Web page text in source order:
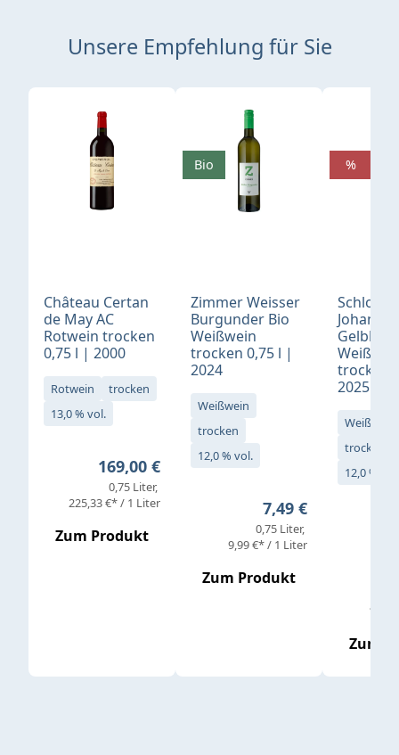
Unsere Empfehlung für Sie
Produktgalerie überspringen
Château Certan
de May AC
Rotwein trocken
0,75 l | 2000
Rotwein
trocken
13,0 % vol.
Regulärer Preis:
169,00 €
0,75 Liter
225,33 €* / 1 Liter
Zum Produkt
Zimmer Weisser
Burgunder Bio
Weißwein
trocken 0,75 l |
2024
Weißwein
trocken
12,0 % vol.
Regulärer Preis:
7,49 €
0,75 Liter
9,99 €* / 1 Liter
Zum Produkt
Bio
Schloß
Gelblack
trocken
2025
Weißwein
trocken
12,0 % vol.
Zum
%